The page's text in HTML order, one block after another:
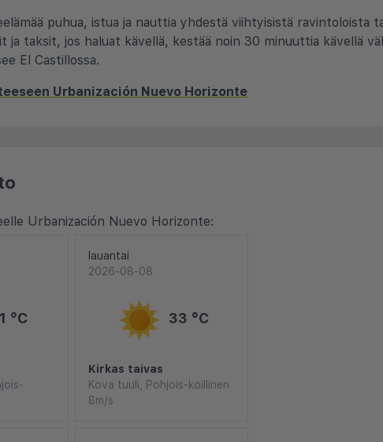
puhua, istua ja nauttia yhdestä viihtyisistä ravintoloista
ja taksit, jos haluat kävellä, kestää noin 30 minuuttia kävellä
El Castillossa.
Urbanización Nuevo Horizonte
Urbanización Nuevo Horizonte:
°C
lauantai
2026-08-08
33 °C
Kirkas taivas
Kova tuuli, Pohjois-koillinen
8m/s